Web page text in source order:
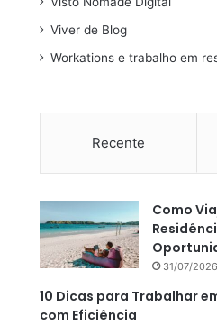
Viver de Blog
Workations e trabalho em
Recente
Como
31/07/2026
10 Dicas para Trabalhar
com Eficiência